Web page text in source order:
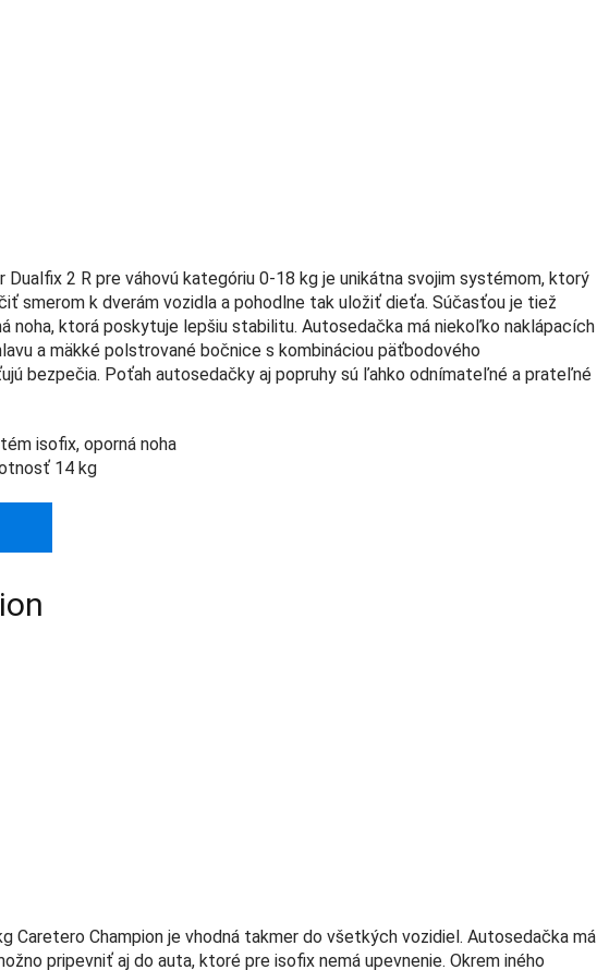
Dualfix 2 R pre váhovú kategóriu 0-18 kg je unikátna svojim systémom, ktorý
smerom k dverám vozidla a pohodlne tak uložiť dieťa. Súčasťou je tiež
noha, ktorá poskytuje lepšiu stabilitu. Autosedačka má niekoľko naklápacích
a mäkké polstrované bočnice s kombináciou päťbodového
bezpečia. Poťah autosedačky aj popruhy sú ľahko odnímateľné a prateľné
isofix, oporná noha
14 kg
Caretero Champion je vhodná takmer do všetkých vozidiel. Autosedačka má
pripevniť aj do auta, ktoré pre isofix nemá upevnenie. Okrem iného